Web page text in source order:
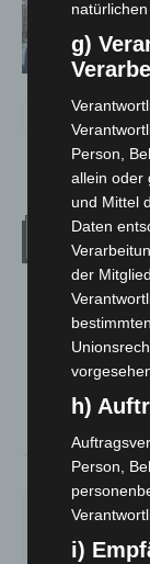
Bedeckt
FR.
19
g)
Person,
allein oder
und Mittel
Daten
der
h)
Person,
i)